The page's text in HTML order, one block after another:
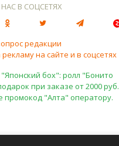
В СОЦСЕТЯХ
редакции
на сайте и в соцсетях
бох": ролл "Бонито
при заказе от 2000 руб.
промокод "Алта" оператору.